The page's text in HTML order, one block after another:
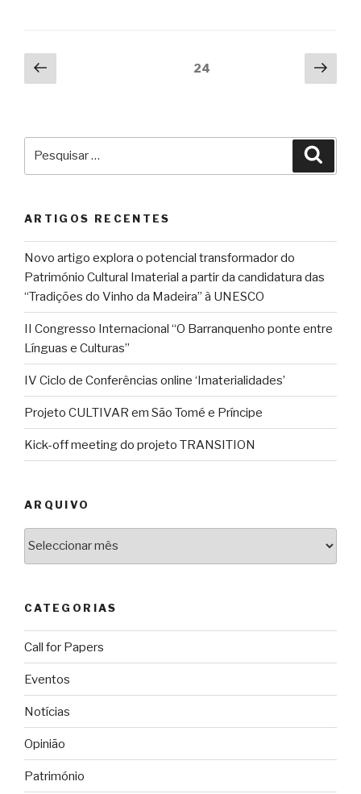
Paginação
dos
Página
anterior
24
ARTIGOS RECENTES
Novo artigo explora o potencial transformador do
Património Cultural Imaterial a partir da candidatura das
“Tradições do Vinho da Madeira” à UNESCO
II Congresso Internacional “O Barranquenho ponte entre
Línguas e Culturas”
IV Ciclo de Conferências online ‘Imaterialidades’
Projeto CULTIVAR em São Tomé e Príncipe
Kick-off meeting do projeto TRANSITION
ARQUIVO
CATEGORIAS
Call for Papers
Eventos
Notícias
Opinião
Património